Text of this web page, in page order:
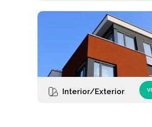
Interior/Exterior